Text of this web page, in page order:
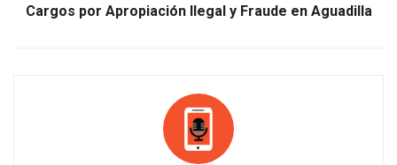
Cargos por Apropiación Ilegal y Fraude en Aguadilla